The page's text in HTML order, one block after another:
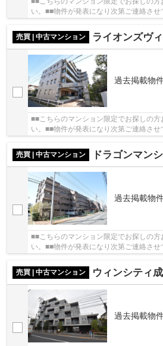
い。■■物件が発表になり次第ご連絡させ
売買 | 中古マンション ライオンズヴ
過去掲載物
■■こちらのマンション限定でお探しの方
い。■■物件が発表になり次第ご連絡させ
売買 | 中古マンション ドラゴンマンショ
過去掲載物
■■こちらのマンション限定でお探しの方
い。■■物件が発表になり次第ご連絡させ
売買 | 中古マンション ウィンシティ
過去掲載物